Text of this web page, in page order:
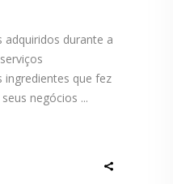
durante a
ingredientes que fez
negócios